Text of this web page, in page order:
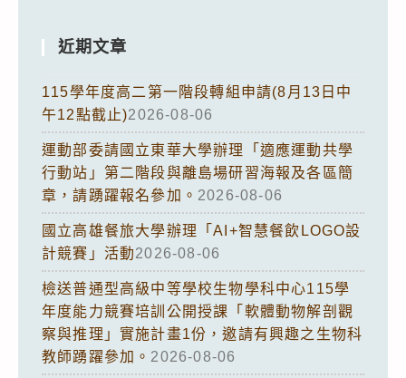
近期文章
115學年度高二第一階段轉組申請(8月13日中
午12點截止)2026-08-06
運動部委請國立東華大學辦理「適應運動共學
行動站」第二階段與離島場研習海報及各區簡
章，請踴躍報名參加。 2026-08-06
國立高雄餐旅大學辦理「AI+智慧餐飲LOGO設
計競賽」活動2026-08-06
檢送普通型高級中等學校生物學科中心115學
年度能力競賽培訓公開授課「軟體動物解剖觀
察與推理」實施計畫1份，邀請有興趣之生物科
教師踴躍參加。 2026-08-06